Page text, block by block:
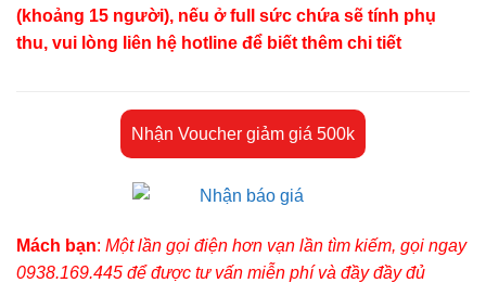
(khoảng 15 người), nếu ở full sức chứa sẽ tính phụ
thu, vui lòng liên hệ hotline để biết thêm chi tiết
Nhận Voucher giảm giá 500k
Mách bạn: Một lần gọi điện hơn vạn lần tìm kiếm, gọi ngay
0938.169.445 để được tư vấn miễn phí và đầy đầy đủ